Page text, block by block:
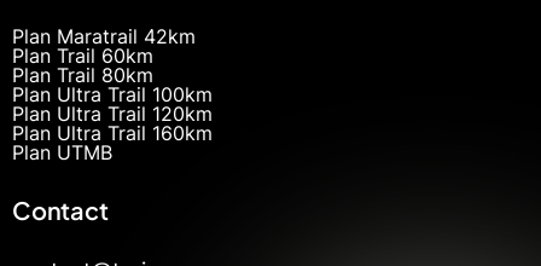
Plan Maratrail 42km
Plan Trail 60km
Plan Trail 80km
Plan Ultra Trail 100km
Plan Ultra Trail 120km
Plan Ultra Trail 160km
Plan UTMB
Contact